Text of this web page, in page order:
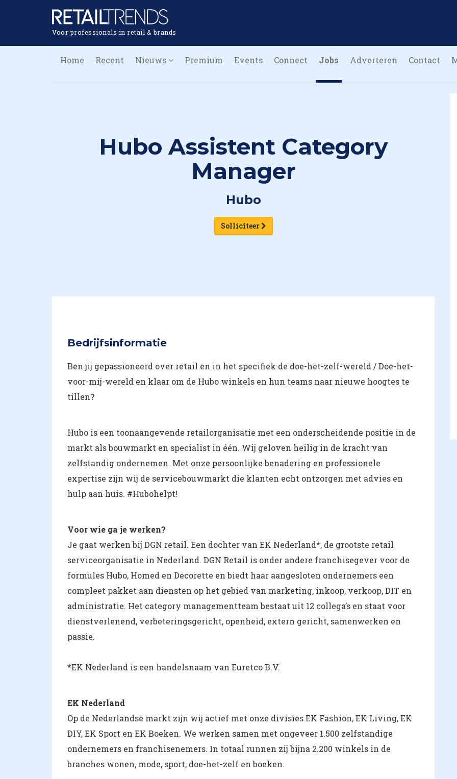
Voor professionals in retail & brands
Home Recent Nieuws Premium Events Connect Jobs Adverteren Contact
Hubo Assistent Category
Manager
Hubo
Solliciteer
Bedrijfsinformatie
Ben jij gepassioneerd over retail en in het specifiek de doe-het-zelf-wereld / Doe-het-
voor-mij-wereld en klaar om de Hubo winkels en hun teams naar nieuwe hoogtes te
tillen?
Hubo is een toonaangevende retailorganisatie met een onderscheidende positie in de
markt als bouwmarkt en specialist in één. Wij geloven heilig in de kracht van
zelfstandig ondernemen. Met onze persoonlijke benadering en professionele
expertise zijn wij de servicebouwmarkt die klanten echt ontzorgen met advies en
hulp aan huis. #Hubohelpt!
Voor wie ga je werken?
Je gaat werken bij DGN retail. Een dochter van EK Nederland*, de grootste retail
serviceorganisatie in Nederland. DGN Retail is onder andere franchisegever voor de
formules Hubo, Homed en Decorette en biedt haar aangesloten ondernemers een
compleet pakket aan diensten op het gebied van marketing, inkoop, verkoop, DIT en
administratie. Het category managementteam bestaat uit 12 collega’s en staat voor
dienstverlenend, verbeteringsgericht, openheid, extern gericht, samenwerken en
passie.
*EK Nederland is een handelsnaam van Euretco B.V.
EK Nederland
Op de Nederlandse markt zijn wij actief met onze divisies EK Fashion, EK Living, EK
DIY, EK Sport en EK Boeken. We werken samen met ongeveer 1.500 zelfstandige
ondernemers en franchisenemers. In totaal runnen zij bijna 2.200 winkels in de
branches wonen, mode, sport, doe-het-zelf en boeken.